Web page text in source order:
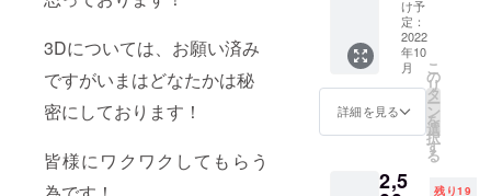
3Dについては、お願い済み
ですがいまはどなたかは秘
密にしております！
皆様にワクワクしてもらう
頂きま
すの
で、住
所のお
間違え
ないよ
うにお
願いし
サイズ
け予
定：
2022
年10
月
詳細を見る
こ
の
リ
タ
ー
ン
を
選
択
す
る
2,5 残り19